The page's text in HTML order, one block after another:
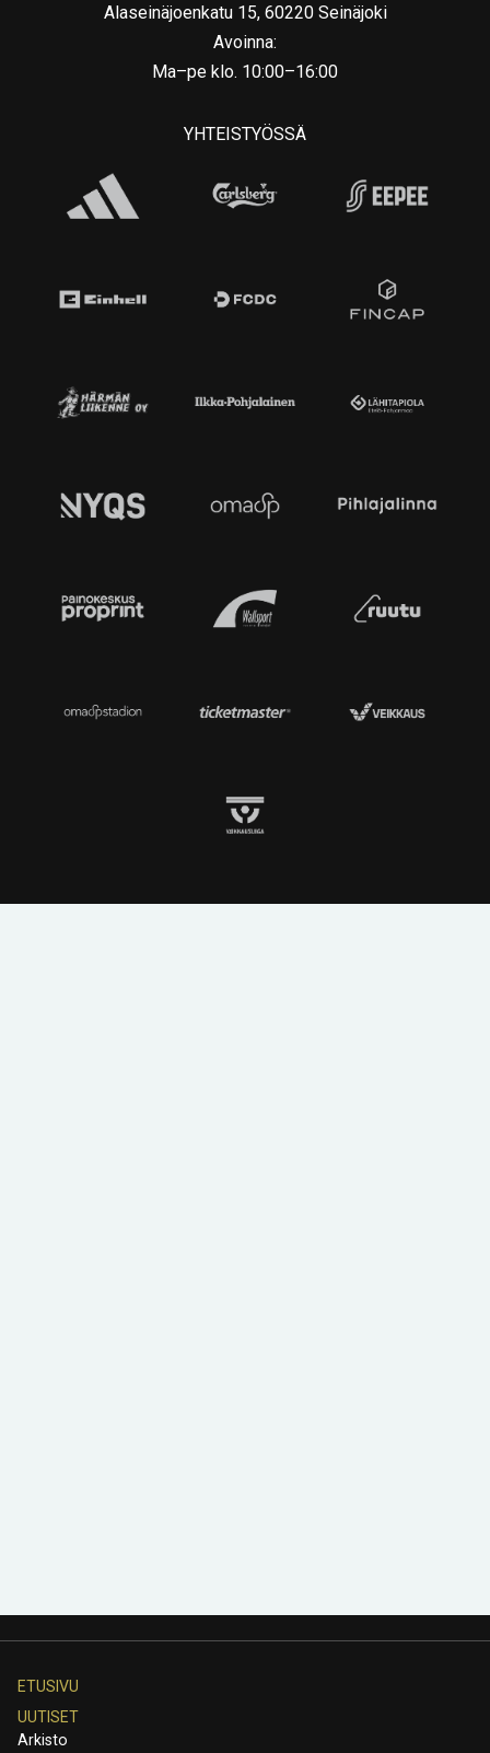
Alaseinäjoenkatu 15, 60220 Seinäjoki
Avoinna:
Ma–pe klo. 10:00–16:00
YHTEISTYÖSSÄ
ETUSIVU
UUTISET
Arkisto